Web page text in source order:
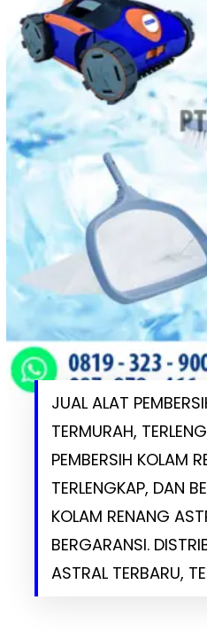
JUAL ALAT
TERMURAH,
PEMBERSIH KOLAM
TERLENGKAP, DAN
KOLAM RENANG
BERGARANSI.
ASTRAL TERBARU,